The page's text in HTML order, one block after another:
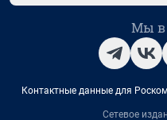
Мы в
Контактные данные для
Сетевое